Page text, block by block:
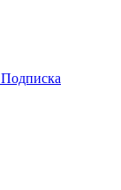
Подписка